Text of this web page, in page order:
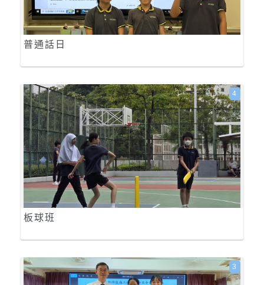
普通話日
板球班
4
3